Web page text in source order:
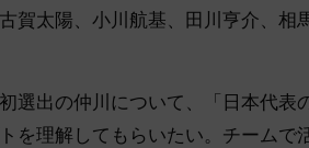
賀太陽、小川航基、田川亨介、
選出の仲川について、「日本代表
を理解してもらいたい。チーム